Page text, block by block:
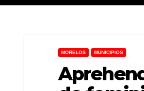
MORELOS MUNICIPIOS